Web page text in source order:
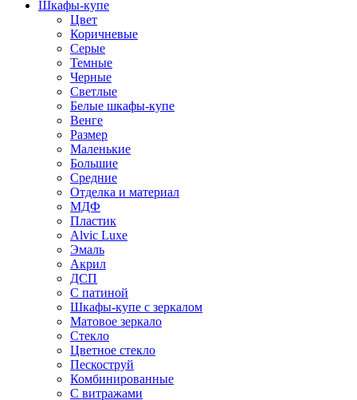
Шкафы-купе
Цвет
Коричневые
Серые
Темные
Черные
Светлые
Белые шкафы-купе
Венге
Размер
Маленькие
Большие
Средние
Отделка и материал
МДФ
Пластик
Alvic Luxe
Эмаль
Акрил
ДСП
С патиной
Шкафы-купе с зеркалом
Матовое зеркало
Стекло
Цветное стекло
Пескоструй
Комбинированные
С витражами